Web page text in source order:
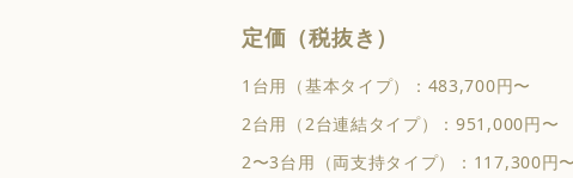
定価（税抜き）
1台用（基本タイプ）：483,700円〜
2台用（2台連結タイプ）：951,000円〜
2〜3台用（両支持タイプ）：117,300円〜